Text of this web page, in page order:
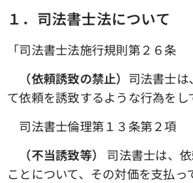
１．司法書士法について
「司法書士法施行規則第２６条
（依頼誘致の禁止） 司法書士
て依頼を誘致するような行為をし
司法書士倫理第１３条第２項
（不当誘致等）
司法書士は、
ことについて、その対価を支払っ